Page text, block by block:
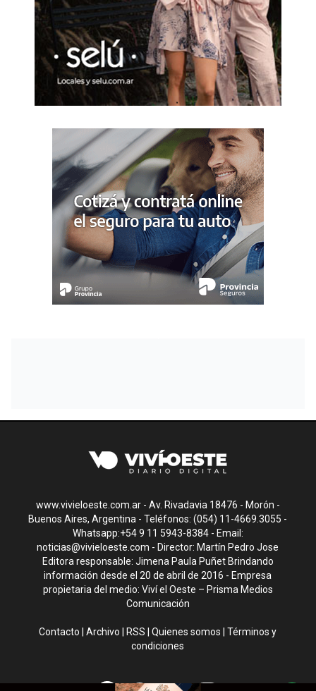
www.vivieloeste.com.ar - Av. Rivadavia 18476 - Morón -
Buenos Aires, Argentina - Teléfonos: (054) 11-4669.3055 -
Whatsapp:+54 9 11 5943-8384 - Email:
noticias@vivieloeste.com - Director: Martín Pedro Jose
Editora responsable: Jimena Paula Puñet Brindando
información desde el 20 de abril de 2016 - Empresa
propietaria del medio: Viví el Oeste – Prisma Medios
Comunicación
Contacto |Archivo |RSS |Quienes somos |Términos y
condiciones